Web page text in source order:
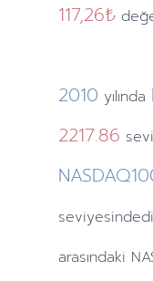
117,26₺
2010 yılında
2217.86
arasındaki